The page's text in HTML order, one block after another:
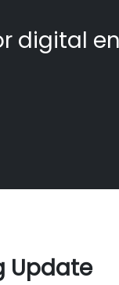
digital
Update